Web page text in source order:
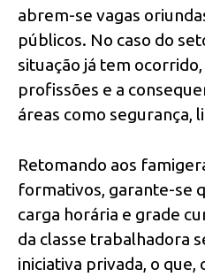
abrem-se vagas
públicos. No caso do
situação já tem
profissões e a
áreas como segurança,
Retomando aos
formativos, garante-se
carga horária e grade
da classe trabalhadora
iniciativa privada, o que,